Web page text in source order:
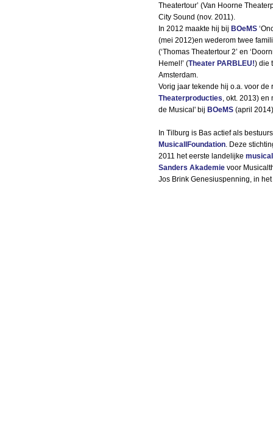
Theatertour’ (Van Hoorne
City Sound (nov. 2011).
In 2012 maakte hij bij BOeMS
(mei 2012)en wederom twee
(‘Thomas Theatertour 2’ en
Hemel!’ (Theater PARBLEU!) die
Amsterdam.
Vorig jaar tekende hij o.a. voor
Theaterproducties, okt. 2013) en
de Musical' bij BOeMS (april
In Tilburg is Bas actief als
MusicallFoundation. Deze
2011 het eerste landelijke
Sanders Akademie voor
Jos Brink Genesiuspenning, in